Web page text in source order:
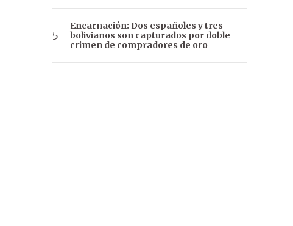
Encarnación: Dos españoles y tres
bolivianos son capturados por doble
crimen de compradores de oro